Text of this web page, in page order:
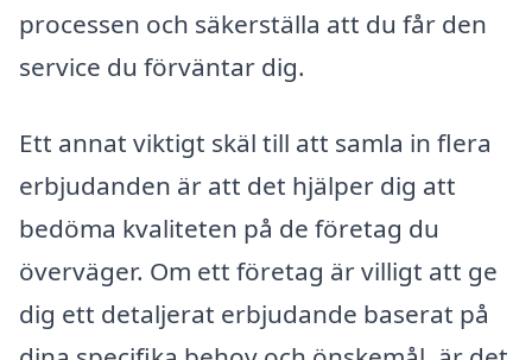
processen och säkerställa att du får den
service du förväntar dig.
Ett annat viktigt skäl till att samla in flera
erbjudanden är att det hjälper dig att
bedöma kvaliteten på de företag du
överväger. Om ett företag är villigt att ge
dig ett detaljerat erbjudande baserat på